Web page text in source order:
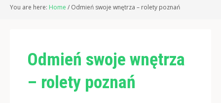
You are here: Home / Odmień swoje wnętrza – rolety poznań
Odmień swoje wnętrza
– rolety poznań